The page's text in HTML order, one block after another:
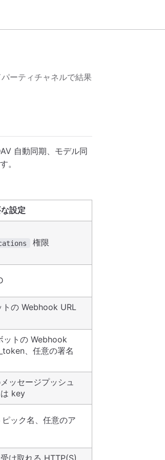
ーティチャネルで結果
自動同期、モデル同
。
設定
権限
トの Webhook URL
ットの Webhook
、任意の署名
ッセージプッシュ
key
ック名、任意のア